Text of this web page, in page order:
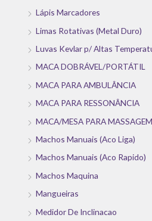
Lápis Marcadores
Limas Rotativas (Metal Duro)
Luvas Kevlar p/ Altas
MACA DOBRÁVEL/PORTÁTIL
MACA PARA AMBULÂNCIA
MACA PARA RESSONÂNCIA
MACA/MESA PARA MASSAGEM
Machos Manuais (Aco Liga)
Machos Manuais (Aco Rapido)
Machos Maquina
Mangueiras
Medidor De Inclinacao